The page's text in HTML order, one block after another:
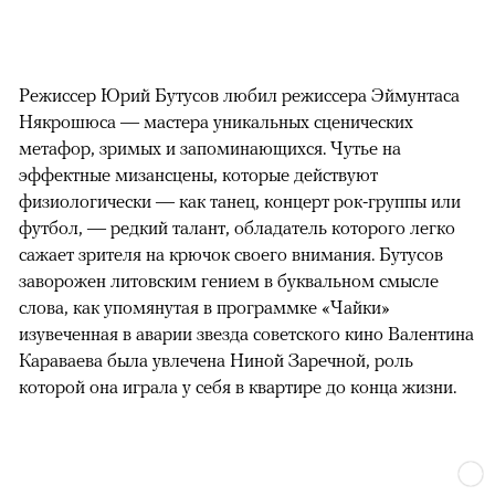
Режиссер Юрий Бутусов любил режиссера Эймунтаса
Някрошюса — мастера уникальных сценических
метафор, зримых и запоминающихся. Чутье на
эффектные мизансцены, которые действуют
физиологически — как танец, концерт рок-группы или
футбол, — редкий талант, обладатель которого легко
сажает зрителя на крючок своего внимания. Бутусов
заворожен литовским гением в буквальном смысле
слова, как упомянутая в программке «Чайки»
изувеченная в аварии звезда советского кино Валентина
Караваева была увлечена Ниной Заречной, роль
которой она играла у себя в квартире до конца жизни.